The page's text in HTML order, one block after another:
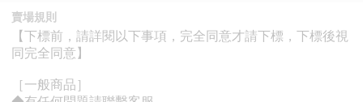
賣場規則